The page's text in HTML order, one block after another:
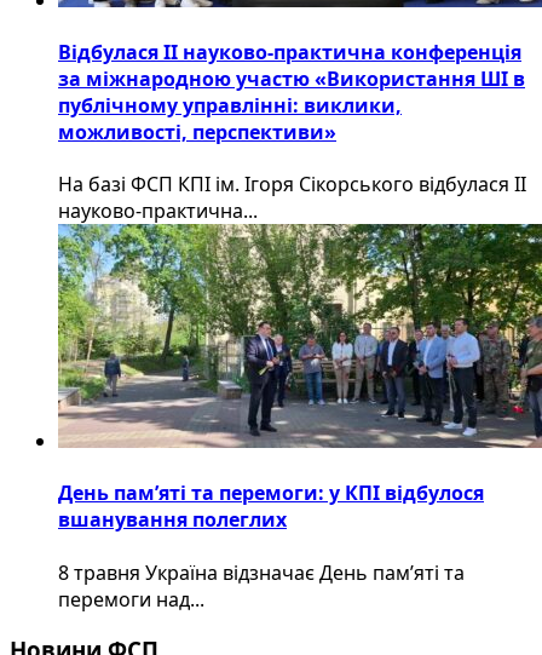
Відбулася ІІ науково-практична конференція
за міжнародною участю «Використання ШІ в
публічному управлінні: виклики,
можливості, перспективи»
На базі ФСП КПІ ім. Ігоря Сікорського відбулася ІІ
науково-практична...
День пам’яті та перемоги: у КПІ відбулося
вшанування полеглих
8 травня Україна відзначає День пам’яті та
перемоги над...